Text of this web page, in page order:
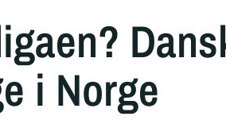
i Norge